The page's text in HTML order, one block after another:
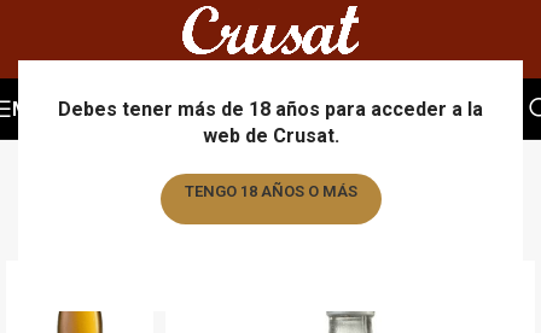
Debes tener más de 18 años para acceder a la
web de Crusat.
TENGO 18 AÑOS O MÁS
MENU